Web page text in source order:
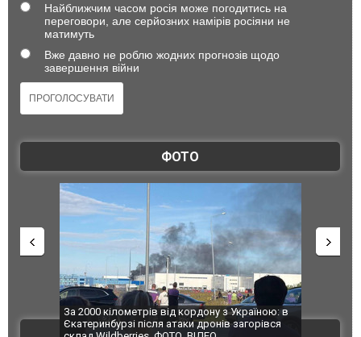
Найближчим часом росія може погодитись на
переговори, але серйозних намірів росіяни не
матимуть
Вже давно не роблю жодних прогнозів щодо
завершення війни
ФОТО
За 2000 кілометрів від кордону з Україною: в
Єкатеринбурзі після атаки дронів загорівся
"Мої